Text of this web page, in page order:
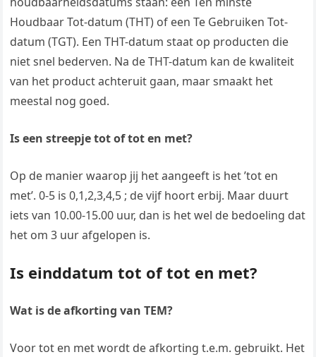
Houdbaar Tot-datum (THT) of een Te Gebruiken Tot-
datum (TGT). Een THT-datum staat op producten die
niet snel bederven. Na de THT-datum kan de kwaliteit
van het product achteruit gaan, maar smaakt het
meestal nog goed.
Is een streepje tot of tot en met?
Op de manier waarop jij het aangeeft is het ’tot en
met’. 0-5 is 0,1,2,3,4,5 ; de vijf hoort erbij. Maar duurt
iets van 10.00-15.00 uur, dan is het wel de bedoeling dat
het om 3 uur afgelopen is.
Is einddatum tot of tot en met?
Wat is de afkorting van TEM?
Voor tot en met wordt de afkorting t.e.m. gebruikt. Het